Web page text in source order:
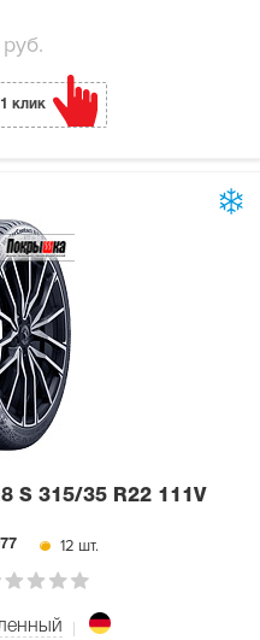
клик
S 315/35 R22 111V
12 шт.